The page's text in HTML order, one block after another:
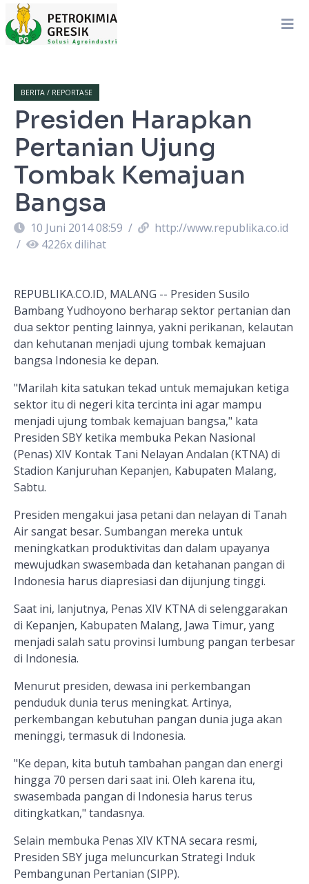
BERITA / REPORTASE
Presiden Harapkan
Pertanian Ujung
Tombak Kemajuan
Bangsa
10 Juni 2014 08:59 /
http://www.republika.co.id
/
4226x dilihat
REPUBLIKA.CO.ID, MALANG -- Presiden Susilo
Bambang Yudhoyono berharap sektor pertanian dan
dua sektor penting lainnya, yakni perikanan, kelautan
dan kehutanan menjadi ujung tombak kemajuan
bangsa Indonesia ke depan.
"Marilah kita satukan tekad untuk memajukan ketiga
sektor itu di negeri kita tercinta ini agar mampu
menjadi ujung tombak kemajuan bangsa," kata
Presiden SBY ketika membuka Pekan Nasional
(Penas) XIV Kontak Tani Nelayan Andalan (KTNA) di
Stadion Kanjuruhan Kepanjen, Kabupaten Malang,
Sabtu.
Presiden mengakui jasa petani dan nelayan di Tanah
Air sangat besar. Sumbangan mereka untuk
meningkatkan produktivitas dan dalam upayanya
mewujudkan swasembada dan ketahanan pangan di
Indonesia harus diapresiasi dan dijunjung tinggi.
Saat ini, lanjutnya, Penas XIV KTNA di selenggarakan
di Kepanjen, Kabupaten Malang, Jawa Timur, yang
menjadi salah satu provinsi lumbung pangan terbesar
di Indonesia.
Menurut presiden, dewasa ini perkembangan
penduduk dunia terus meningkat. Artinya,
perkembangan kebutuhan pangan dunia juga akan
meninggi, termasuk di Indonesia.
"Ke depan, kita butuh tambahan pangan dan energi
hingga 70 persen dari saat ini. Oleh karena itu,
swasembada pangan di Indonesia harus terus
ditingkatkan," tandasnya.
Selain membuka Penas XIV KTNA secara resmi,
Presiden SBY juga meluncurkan Strategi Induk
Pembangunan Pertanian (SIPP).